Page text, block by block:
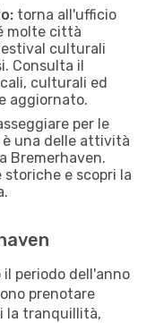
torna all'ufficio
molte città
culturali
Consulta il
culturali ed
aggiornato.
per le
una delle attività
Bremerhaven.
e scopri la
il periodo dell'anno
prenotare
la tranquillità,